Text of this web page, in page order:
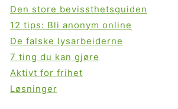
Den store bevissthetsguiden
12 tips: Bli anonym online
De falske lysarbeiderne
7 ting du kan gjøre
Aktivt for frihet
Løsninger